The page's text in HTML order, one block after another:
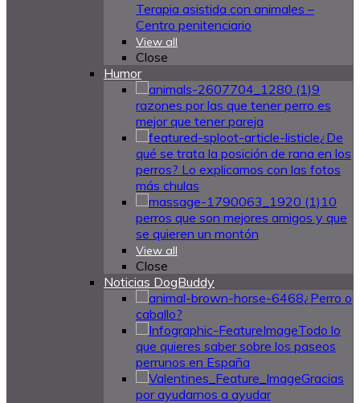
Terapia asistida con animales –
Centro penitenciario
View all
Close
Humor
9
razones por las que tener perro es
mejor que tener pareja
¿De
qué se trata la posición de rana en los
perros? Lo explicamos con las fotos
más chulas
10
perros que son mejores amigos y que
se quieren un montón
View all
Close
Noticias DogBuddy
¿Perro o
caballo?
Todo lo
que quieres saber sobre los paseos
perrunos en España
Gracias
por ayudarnos a ayudar